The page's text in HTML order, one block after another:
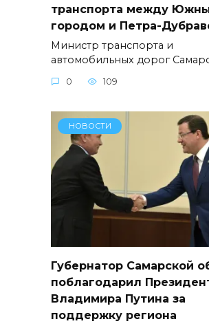
транспорта между
городом и Петра-
Министр транспорта и
автомобильных дорог
0 109
НОВОСТИ
Губернатор Самарской
поблагодарил
Владимира Путина за
поддержку региона